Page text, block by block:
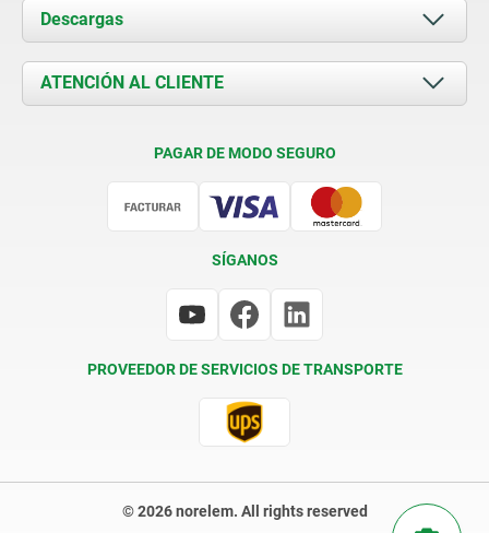
Acerca de nosotros
Novedades
Contacto
Descargas
Documents
ATENCIÓN AL CLIENTE
PAGAR DE MODO SEGURO
SÍGANOS
PROVEEDOR DE SERVICIOS DE TRANSPORTE
© 2026 norelem. All rights reserved